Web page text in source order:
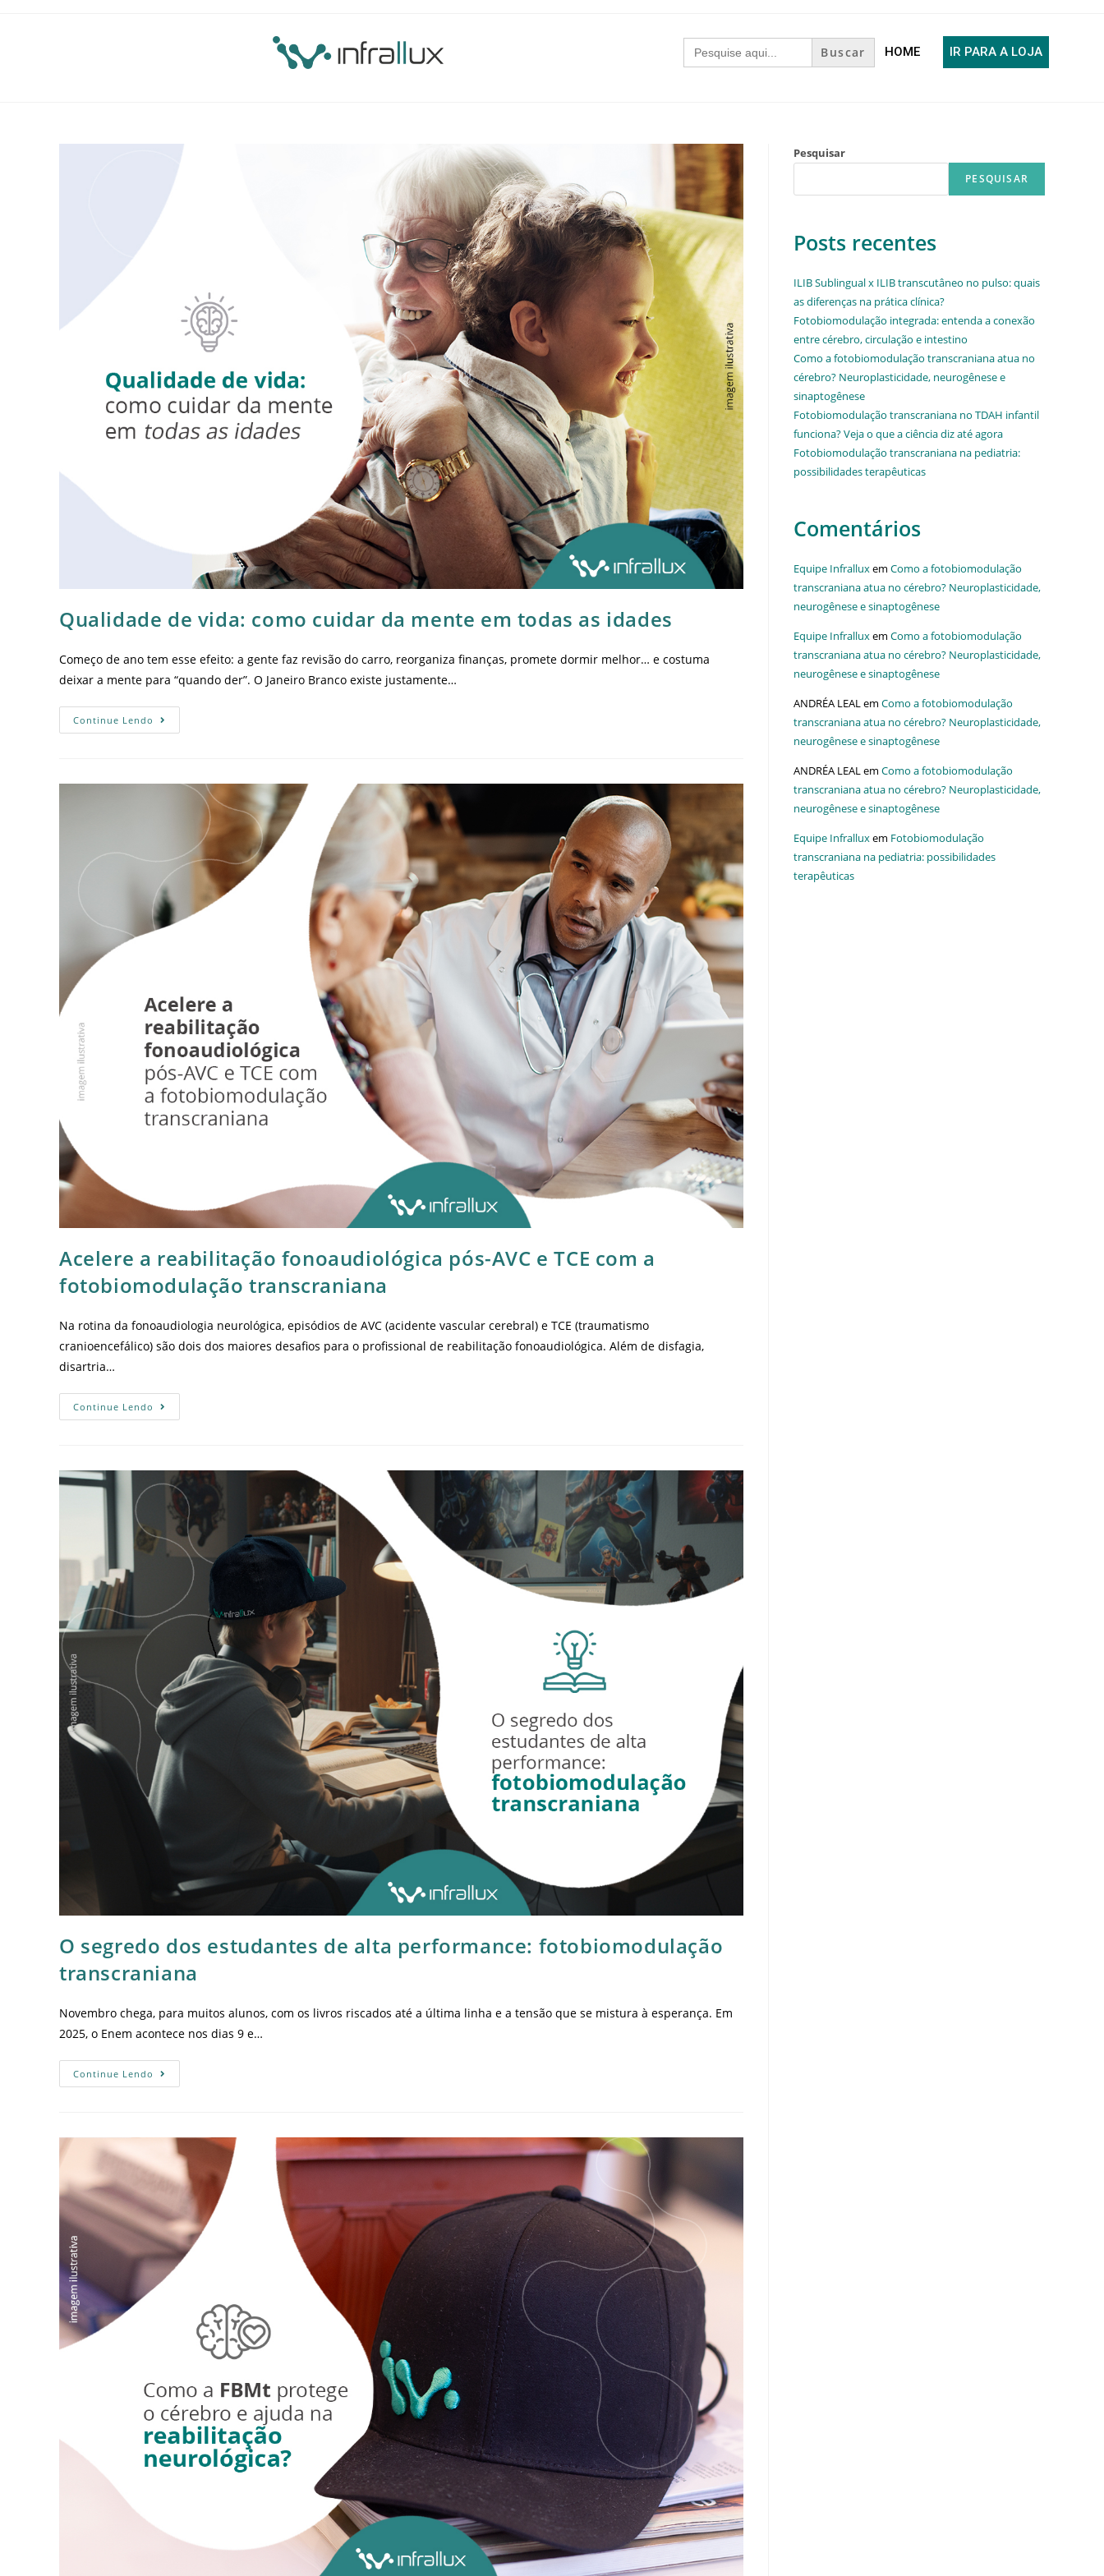
HOME IR PARA A LOJA
Search
for:
Qualidade de vida: como cuidar da mente em todas as idades
Começo de ano tem esse efeito: a gente faz revisão do carro, reorganiza finanças, promete dormir melhor… e costuma
deixar a mente para “quando der”. O Janeiro Branco existe justamente…
Continue Lendo
Acelere a reabilitação fonoaudiológica pós-AVC e TCE com a
fotobiomodulação transcraniana
Na rotina da fonoaudiologia neurológica, episódios de AVC (acidente vascular cerebral) e TCE (traumatismo
cranioencefálico) são dois dos maiores desafios para o profissional de reabilitação fonoaudiológica. Além de disfagia,
disartria…
Continue Lendo
O segredo dos estudantes de alta performance: fotobiomodulação
transcraniana
Novembro chega, para muitos alunos, com os livros riscados até a última linha e a tensão que se mistura à esperança. Em
2025, o Enem acontece nos dias 9 e…
Continue Lendo
Pesquisar
PESQUISAR
Posts recentes
ILIB Sublingual x ILIB transcutâneo no pulso: quais
as diferenças na prática clínica?
Fotobiomodulação integrada: entenda a conexão
entre cérebro, circulação e intestino
Como a fotobiomodulação transcraniana atua no
cérebro? Neuroplasticidade, neurogênese e
sinaptogênese
Fotobiomodulação transcraniana no TDAH infantil
funciona? Veja o que a ciência diz até agora
Fotobiomodulação transcraniana na pediatria:
possibilidades terapêuticas
Comentários
Equipe Infralluxem Como a fotobiomodulação
transcraniana atua no cérebro? Neuroplasticidade,
neurogênese e sinaptogênese
Equipe Infralluxem Como a fotobiomodulação
transcraniana atua no cérebro? Neuroplasticidade,
neurogênese e sinaptogênese
ANDRÉA LEALem Como a fotobiomodulação
transcraniana atua no cérebro? Neuroplasticidade,
neurogênese e sinaptogênese
ANDRÉA LEALem Como a fotobiomodulação
transcraniana atua no cérebro? Neuroplasticidade,
neurogênese e sinaptogênese
Equipe Infralluxem Fotobiomodulação
transcraniana na pediatria: possibilidades
terapêuticas